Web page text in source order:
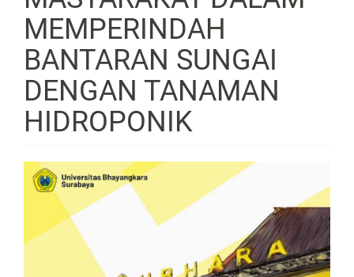
MEMPERINDAH
BANTARAN SUNGAI
DENGAN TANAMAN
HIDROPONIK
Article
Sidebar